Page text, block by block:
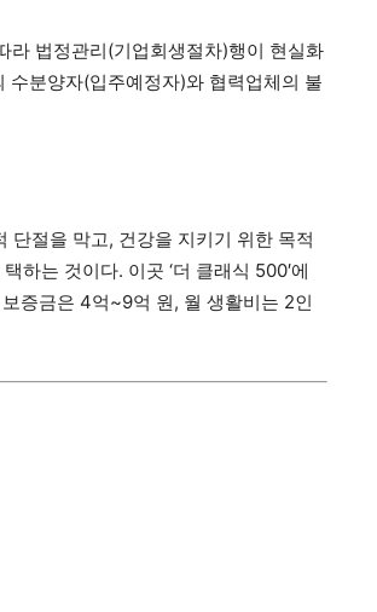
라 법정관리(기업회생절차)행이 현실화
수분양자(입주예정자)와 협력업체의 불
단절을 막고, 건강을 지키기 위한 목적
하는 것이다. 이곳 ‘더 클래식 500′에
증금은 4억~9억 원, 월 생활비는 2인